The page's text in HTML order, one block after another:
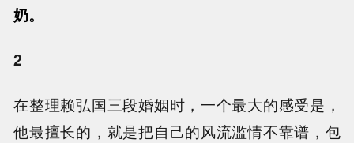
奶。
2
在整理赖弘国三段婚姻时，一个最大的感受是，
他最擅长的，就是把自己的风流滥情不靠谱，包